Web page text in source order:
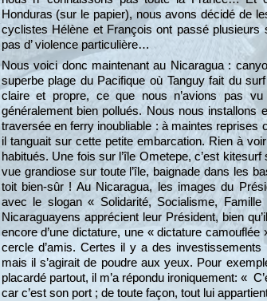
Honduras (sur le papier), nous avons décidé de
cyclistes Hélène et François ont passé
pas d’ violence particulière…
Nous voici donc maintenant au Nicaragua :
superbe plage du Pacifique où Tanguy fait du
claire et propre, ce que nous n’avions pas
généralement bien pollués. Nous nous
traversée en ferry inoubliable : à maintes reprises
il tanguait sur cette petite embarcation. Rien à
habitués. Une fois sur l’île Ometepe, c’est
vue grandiose sur toute l’île, baignade dans les
toit bien-sûr ! Au Nicaragua, les images du
avec le slogan « Solidarité, Socialisme,
Nicaraguayens apprécient leur Président, bien
encore d’une dictature, une « dictature
cercle d’amis. Certes il y a des
mais il s’agirait de poudre aux yeux. Pour
placardé partout, il m’a répondu ironiquement: «
car c’est son port ; de toute façon, tout lui